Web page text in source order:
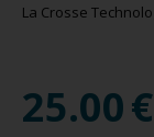
La Crosse
25.00€